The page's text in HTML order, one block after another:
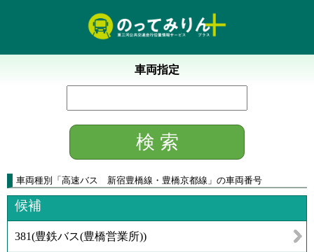
車両指定
車両種別 「 高速バス 新宿豊橋線・豊橋京都線 」 の車両番号
候補
381(豊鉄バス(豊橋営業所))